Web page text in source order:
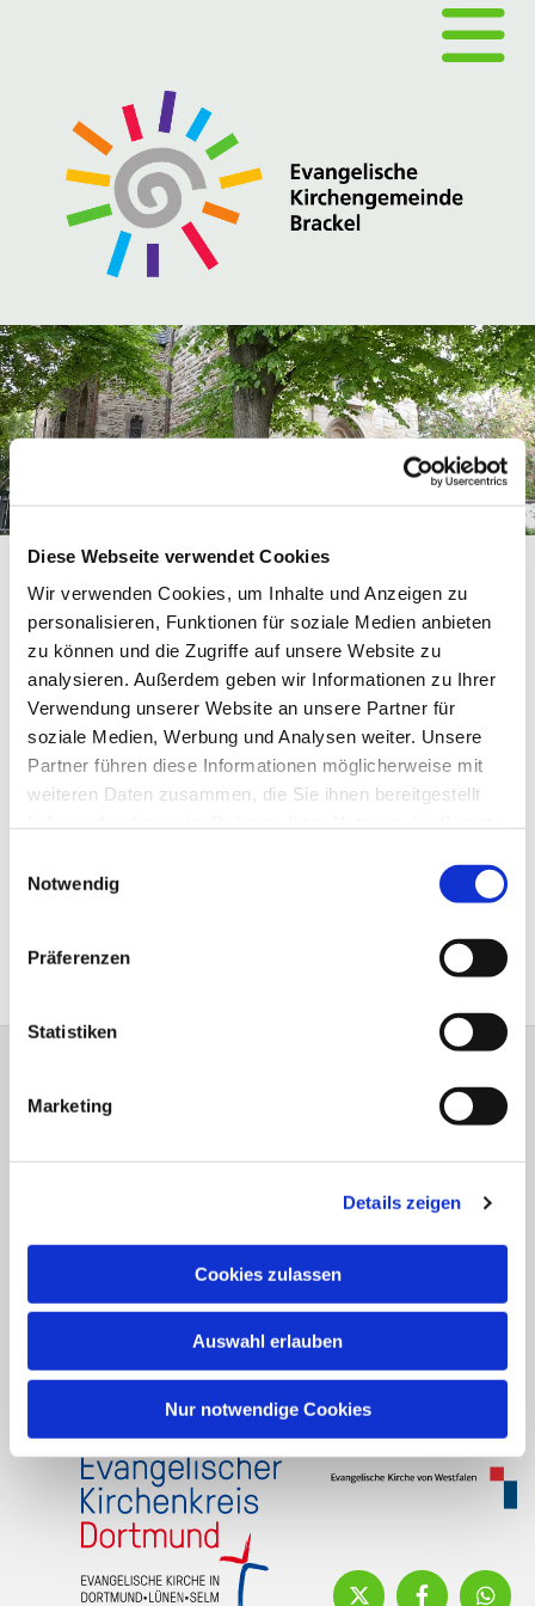
Diese Webseite verwendet Cookies
Wir verwenden Cookies, um Inhalte und Anzeigen zu
personalisieren, Funktionen für soziale Medien anbieten
zu können und die Zugriffe auf unsere Website zu
analysieren. Außerdem geben wir Informationen zu Ihrer
Verwendung unserer Website an unsere Partner für
soziale Medien, Werbung und Analysen weiter. Unsere
Partner führen diese Informationen möglicherweise mit
weiteren Daten zusammen, die Sie ihnen bereitgestellt
Notwendig
Präferenzen
Statistiken
Marketing
Details zeigen
Cookies zulassen
Auswahl erlauben
Nur notwendige Cookies
Frauenkreis
Ev. Kirchengemeinde Brackel
44309 Dortmund
Tel.: 0231/25 90 16
do-kg.brackel-gemeindebuero@ekkdo.de